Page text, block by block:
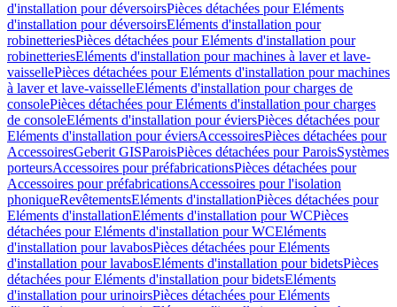
d'installation pour déversoirsPièces détachées pour Eléments
d'installation pour déversoirsEléments d'installation pour
robinetteriesPièces détachées pour Eléments d'installation pour
robinetteriesEléments d'installation pour machines à laver et lave-
vaissellePièces détachées pour Eléments d'installation pour machines
à laver et lave-vaisselleEléments d'installation pour charges de
consolePièces détachées pour Eléments d'installation pour charges
de consoleEléments d'installation pour éviersPièces détachées pour
Eléments d'installation pour éviersAccessoiresPièces détachées pour
AccessoiresGeberit GISParoisPièces détachées pour ParoisSystèmes
porteursAccessoires pour préfabricationsPièces détachées pour
Accessoires pour préfabricationsAccessoires pour l'isolation
phoniqueRevêtementsEléments d'installationPièces détachées pour
Eléments d'installationEléments d'installation pour WCPièces
détachées pour Eléments d'installation pour WCEléments
d'installation pour lavabosPièces détachées pour Eléments
d'installation pour lavabosEléments d'installation pour bidetsPièces
détachées pour Eléments d'installation pour bidetsEléments
d'installation pour urinoirsPièces détachées pour Eléments